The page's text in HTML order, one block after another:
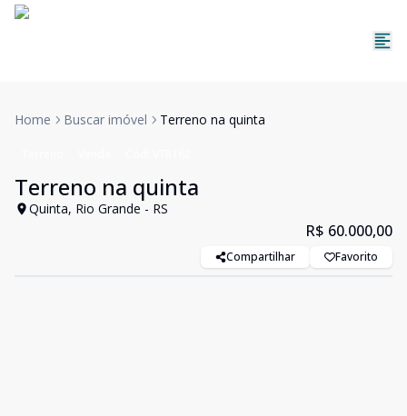
Home Buscar imóvel Terreno na quinta
Terreno na quinta
Quinta, Rio Grande - RS
R$ 60.000,00
Compartilhar Favorito